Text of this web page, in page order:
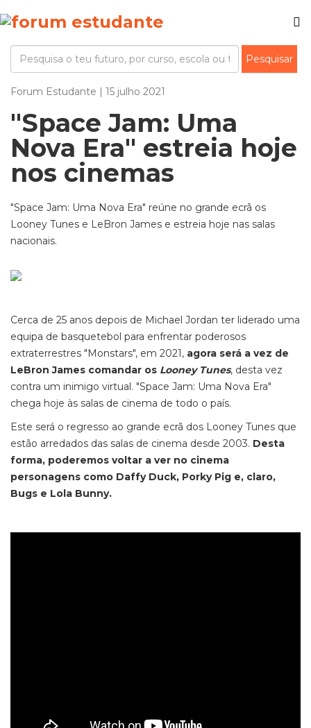
Forum Estudante | 15 julho 2021
"Space Jam: Uma
Nova Era" estreia hoje
nos cinemas
"Space Jam: Uma Nova Era" reúne no grande ecrã os
Looney Tunes e LeBron James e estreia hoje nas salas
nacionais.
Cerca de 25 anos depois de Michael Jordan ter liderado uma
equipa de basquetebol para enfrentar poderosos
extraterrestres "Monstars", em 2021, agora será a vez de
LeBron James comandar os Looney Tunes, desta vez
contra um inimigo virtual. "Space Jam: Uma Nova Era"
chega hoje às salas de cinema de todo o país.
Este será o regresso ao grande ecrã dos Looney Tunes que
estão arredados das salas de cinema desde 2003. Desta
forma, poderemos voltar a ver no cinema
personagens como Daffy Duck, Porky Pig e, claro,
Bugs e Lola Bunny.